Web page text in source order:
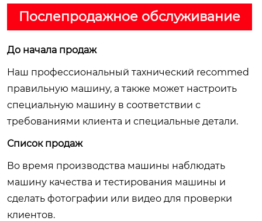
Послепродажное обслуживание
До начала продаж
Наш профессиональный тахнический recommed
правильную машину, а также может настроить
специальную машину в соответствии с
требованиями клиента и специальные детали.
Список продаж
Во время производства машины наблюдать
машину качества и тестирования машины и
сделать фотографии или видео для проверки
клиентов.